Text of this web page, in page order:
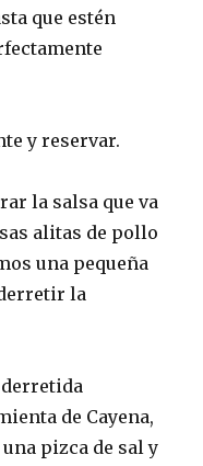
que estén
y reservar.
la salsa que va
alitas de pollo
una pequeña
la
derretida
de Cayena,
pizca de sal y